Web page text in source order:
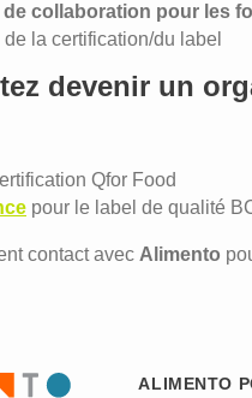
collaboration pour les
la certification/du label
devenir un
Qfor Food
pour le label de qualité
contact avec Alimento
ALIMENTO